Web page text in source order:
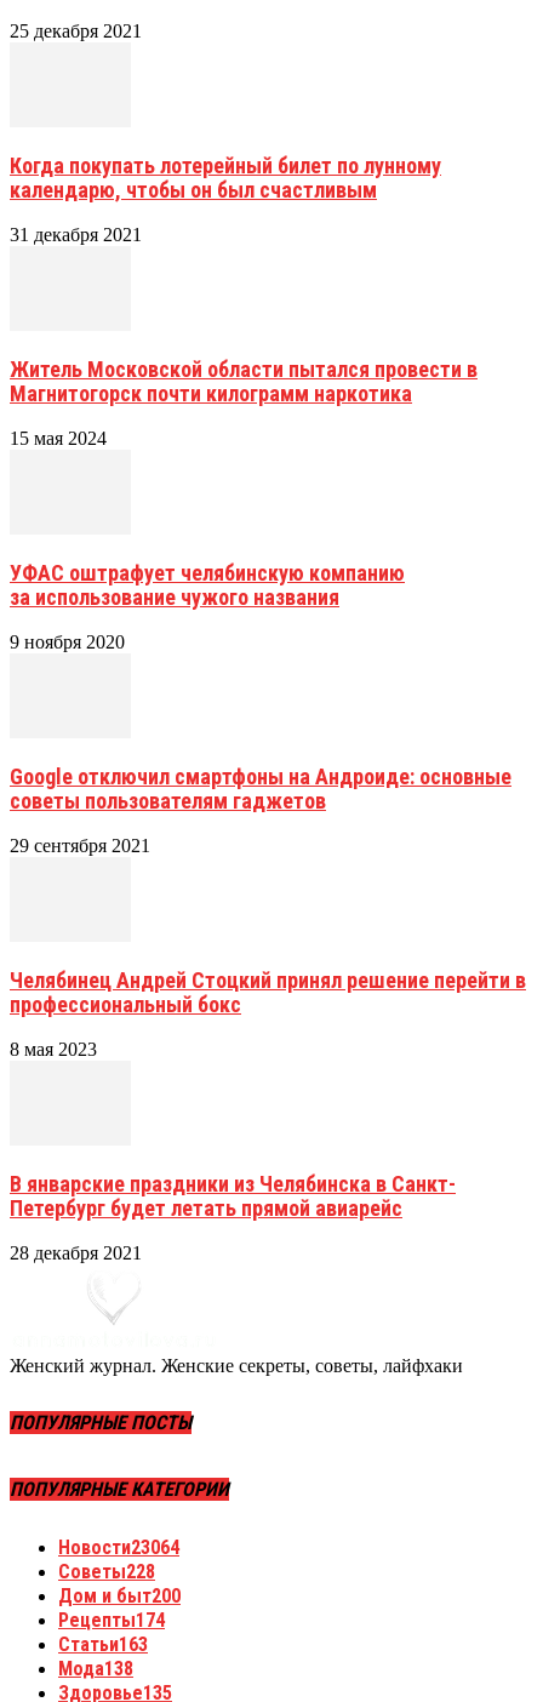
25 декабря 2021
Когда покупать лотерейный билет по лунному
календарю, чтобы он был счастливым
31 декабря 2021
Житель Московской области пытался провести в
Магнитогорск почти килограмм наркотика
15 мая 2024
УФАС оштрафует челябинскую компанию
за использование чужого названия
9 ноября 2020
Google отключил смартфоны на Андроиде: основные
советы пользователям гаджетов
29 сентября 2021
Челябинец Андрей Стоцкий принял решение перейти в
профессиональный бокс
8 мая 2023
В январские праздники из Челябинска в Санкт-
Петербург будет летать прямой авиарейс
28 декабря 2021
Женский журнал. Женские секреты, советы, лайфхаки
ПОПУЛЯРНЫЕ ПОСТЫ
ПОПУЛЯРНЫЕ КАТЕГОРИИ
Новости23064
Советы228
Дом и быт200
Рецепты174
Статьи163
Мода138
Здоровье135